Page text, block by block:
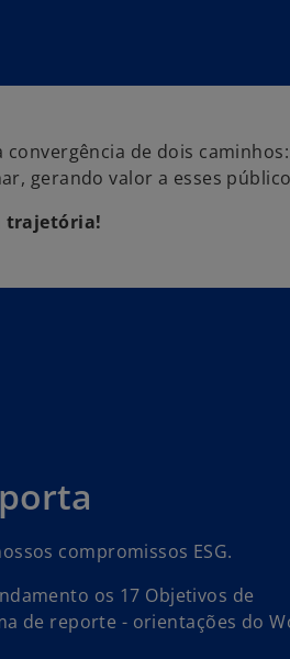
de dois
gerando valor a esses
trajetória!
compromissos ESG.
os 17 Objetivos de
de reporte - orientações do